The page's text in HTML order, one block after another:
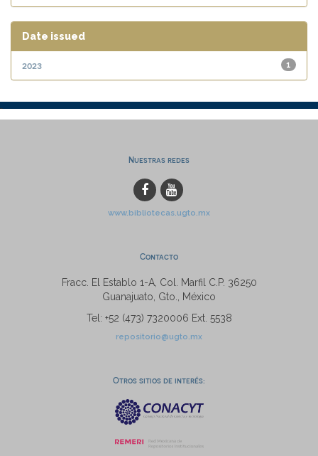
Date issued
1
2023
Nuestras redes
www.bibliotecas.ugto.mx
Contacto
Fracc. El Establo 1-A, Col. Marfil C.P. 36250
Guanajuato, Gto., México
Tel: +52 (473) 7320006 Ext. 5538
repositorio@ugto.mx
Otros sitios de interés: